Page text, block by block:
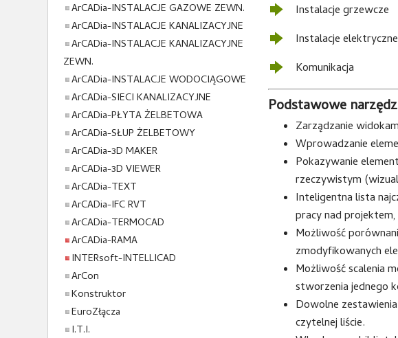
ArCADia-INSTALACJE GAZOWE ZEWN.
ArCADia-INSTALACJE KANALIZACYJNE
ArCADia-INSTALACJE KANALIZACYJNE
ZEWN.
ArCADia-INSTALACJE WODOCIĄGOWE
ArCADia-SIECI KANALIZACYJNE
ArCADia-PŁYTA ŻELBETOWA
ArCADia-SŁUP ŻELBETOWY
ArCADia-3D MAKER
ArCADia-3D VIEWER
ArCADia-TEXT
ArCADia-IFC RVT
ArCADia-TERMOCAD
ArCADia-RAMA
INTERsoft-INTELLICAD
ArCon
Konstruktor
EuroZłącza
I.T.I.
Instalacje grzewcze
Instalacje elektryczne
Komunikacja
Podstawowe
Zarządzanie
Wprowadzanie
Pokazywanie
rzeczywistym
Inteligentna lista
pracy nad
Możliwość
zmodyfikowanych
Możliwość scalenia
stworzenia jednego
Dowolne
czytelnej liście.